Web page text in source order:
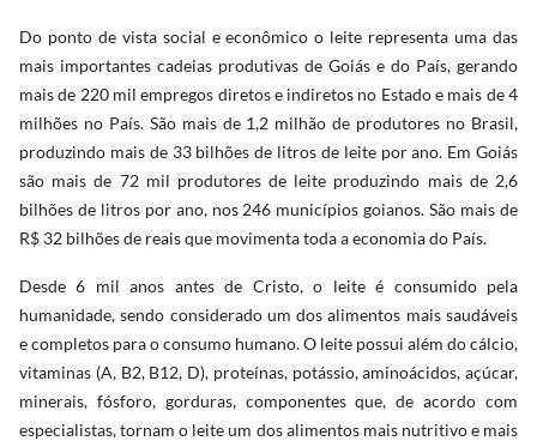
Do ponto de vista social e econômico o leite representa uma das
mais importantes cadeias produtivas de Goiás e do País, gerando
mais de 220 mil empregos diretos e indiretos no Estado e mais de 4
milhões no País. São mais de 1,2 milhão de produtores no Brasil,
produzindo mais de 33 bilhões de litros de leite por ano. Em Goiás
são mais de 72 mil produtores de leite produzindo mais de 2,6
bilhões de litros por ano, nos 246 municípios goianos. São mais de
R$ 32 bilhões de reais que movimenta toda a economia do País.
Desde 6 mil anos antes de Cristo, o leite é consumido pela
humanidade, sendo considerado um dos alimentos mais saudáveis
e completos para o consumo humano. O leite possui além do cálcio,
vitaminas (A, B2, B12, D), proteínas, potássio, aminoácidos, açúcar,
minerais, fósforo, gorduras, componentes que, de acordo com
especialistas, tornam o leite um dos alimentos mais nutritivo e mais